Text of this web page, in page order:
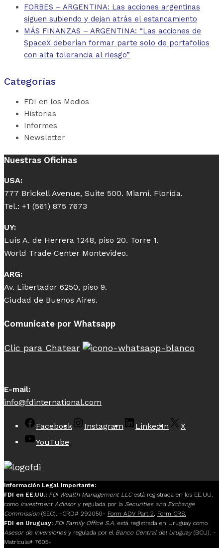
FORBES – ARGENTINA: Las acciones argentinas
siguen subiendo y dejan atrás el estancamiento
MÁS FINANZAS – ARGENTINA: “Las acciones de
SpaceX deberían formar parte solo de portafolios
con alta tolerancia al riesgo”
Categorías
FDI en los Medios
Historias
Informes
Newsletter
Nuestras Oficinas
USA:
777 Brickell Avenue, Suite 500. Miami. Florida.
Tel.: +1 (561) 875 7673
UY:
Luis A. de Herrera 1248, piso 20. Torre 1.
World Trade Center Montevideo.
ARG:
Av. Libertador 6250, piso 9.
Ciudad de Buenos Aires.
Comunícate por Whatsapp
Clic para Chatear
E-mail:
info@fdinternational.com
Facebook Instagram LinkedIn
X
YouTube
Información Legal Importante:
FDI en EE.UU.: FDI Wealth Management LLCestá registrada en los EE.UU.
como Investment Advisory regulada por la Securities and Exchange
Commission(SEC). -CRD# 292050- Form ADV Part 2
Form CRS.
FDI en Uruguay: FDI Family Office S.A. está registrada en Uruguay como
Asesor de Inversionesy regulada por el Banco Central del Uruguay(BCU). -
Matrícula# 7605-